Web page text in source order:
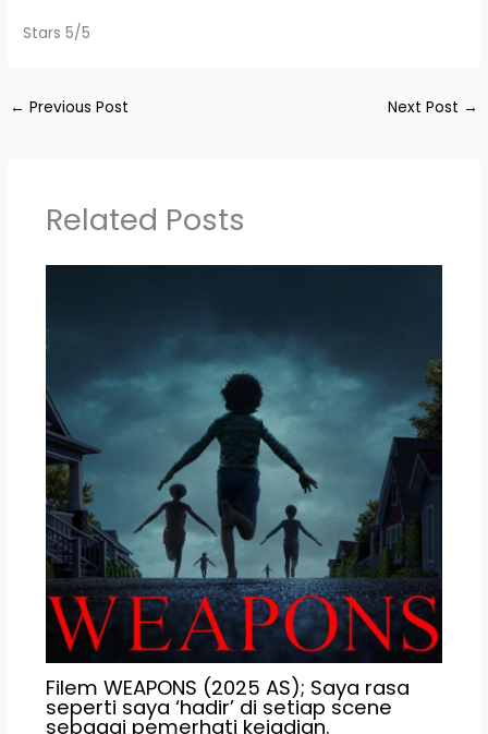
Stars 5/5
← Previous Post Next Post →
Related Posts
Filem WEAPONS (2025 AS); Saya rasa
seperti saya ‘hadir’ di setiap scene
sebagai pemerhati kejadian.